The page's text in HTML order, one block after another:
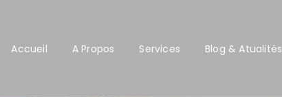
Accueil A Propos Services Blog & Atualités